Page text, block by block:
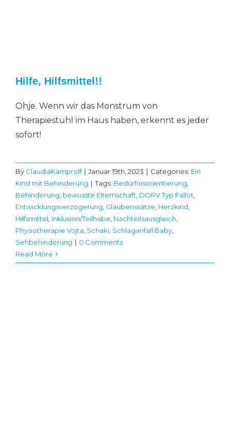
Hilfe, Hilfsmittel!!
Ohje. Wenn wir das Monstrum von
Therapiestuhl im Haus haben, erkennt es jeder
sofort!
By ClaudiaKamprolf | Januar 19th, 2023 | Categories: Ein
Kind mit Behinderung | Tags: Bedürfnisorientierung,
Behinderung, bewusste Elternschaft, DORV Typ Fallot,
Entwicklungsverzögerung, Glaubenssätze, Herzkind,
Hilfsmittel, Inklusion/Teilhabe, Nachteilsausgleich,
Physiotherapie Vojta, Schaki, Schlaganfall Baby,
Sehbehinderung | 0 Comments
Read More